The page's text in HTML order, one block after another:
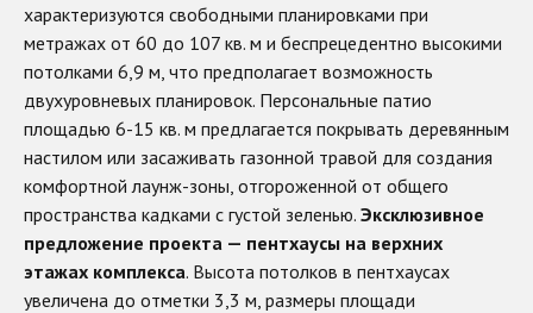
характеризуются свободными планировками при
метражах от 60 до 107 кв. м и беспрецедентно высокими
потолками 6,9 м, что предполагает возможность
двухуровневых планировок. Персональные патио
площадью 6-15 кв. м предлагается покрывать деревянным
настилом или засаживать газонной травой для создания
комфортной лаунж-зоны, отгороженной от общего
пространства кадками с густой зеленью. Эксклюзивное
предложение проекта — пентхаусы на верхних
этажах комплекса. Высота потолков в пентхаусах
увеличена до отметки 3,3 м, размеры площади